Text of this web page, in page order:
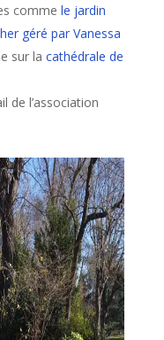
comme le jardin
géré par Vanessa
sur la cathédrale de
de l’association